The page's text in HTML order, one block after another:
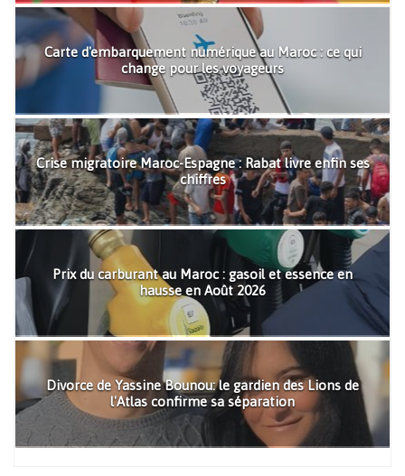
Carte d'embarquement numérique au Maroc : ce qui
change pour les voyageurs
Crise migratoire Maroc-Espagne : Rabat livre enfin ses
chiffres
Prix du carburant au Maroc : gasoil et essence en
hausse en Août 2026
Divorce de Yassine Bounou: le gardien des Lions de
l'Atlas confirme sa séparation